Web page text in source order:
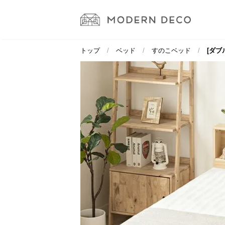
トップ ベッド すのこベッド [ダブ